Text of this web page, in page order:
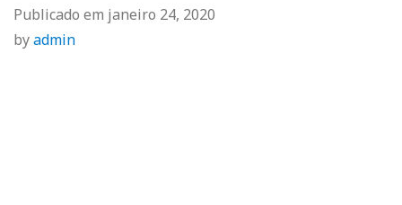
Publicado em janeiro 24, 2020
byadmin